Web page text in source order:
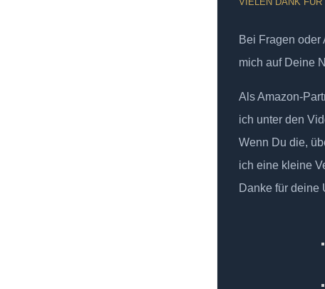
Bei Fragen oder
mich auf Deine
Als Amazon-
ich unter den
Wenn Du die,
ich eine kleine
Danke für deine